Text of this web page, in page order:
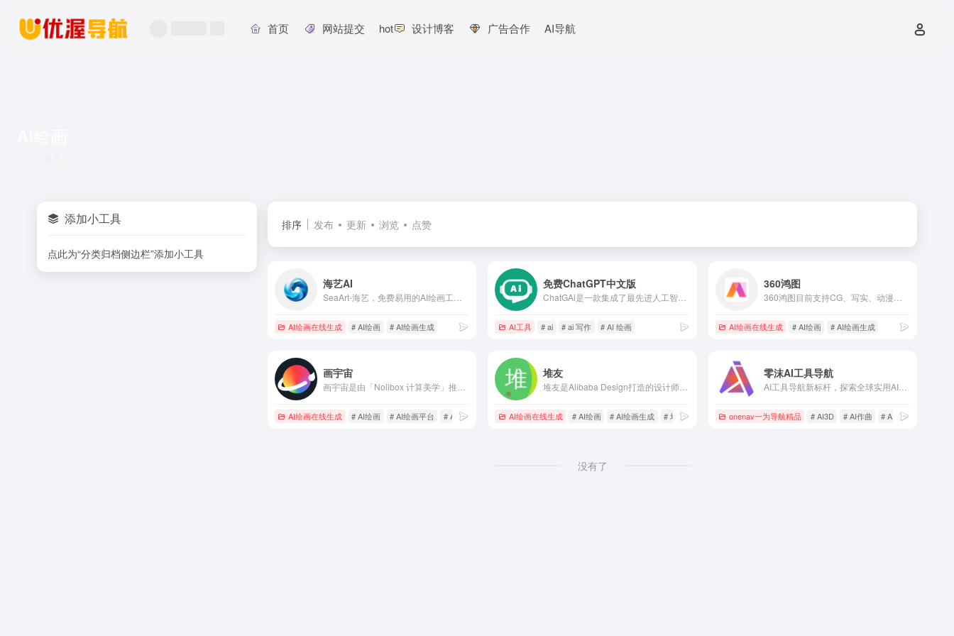
首页 网站提交 hot 设计博客 广告合作 AI导航
排序 发布 更新 浏览 点赞
海艺AI
AI绘画在线生成 # AI绘画 # AI绘画生成
免费ChatGPT中文版
AI工具 # ai # ai 写作 # AI 绘画
360鸿图
AI绘画在线生成 # AI绘画 # AI绘画生成
画宇宙
AI绘画在线生成 # AI绘画 # AI绘画平台 # AI绘画生成
堆友
AI绘画在线生成 # AI绘画 # AI绘画生成 # 堆友AI
零沫AI工具导航
AI工具导航新标杆，探索全球实用AI工具
onenav一为导航精品 # AI3D # AI作曲 # AI写作
没有了
添加小工具
点此为“分类归档侧边栏”添加小工具